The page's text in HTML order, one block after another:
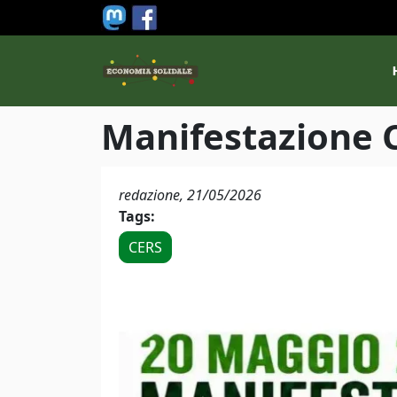
Salta al contenuto principale
Manifestazione
redazione, 21/05/2026
Tags:
CERS